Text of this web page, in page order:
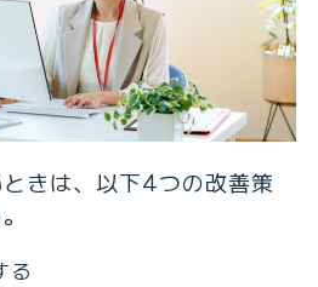
きは、以下4つの改善策
る